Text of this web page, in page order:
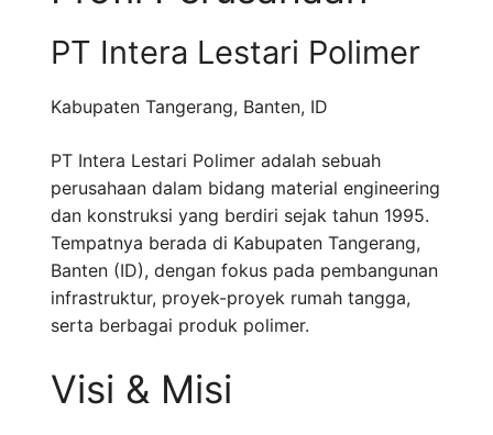
PT Intera Lestari Polimer
Kabupaten Tangerang, Banten, ID
PT Intera Lestari Polimer adalah sebuah
perusahaan dalam bidang material engineering
dan konstruksi yang berdiri sejak tahun 1995.
Tempatnya berada di Kabupaten Tangerang,
Banten (ID), dengan fokus pada pembangunan
infrastruktur, proyek-proyek rumah tangga,
serta berbagai produk polimer.
Visi & Misi